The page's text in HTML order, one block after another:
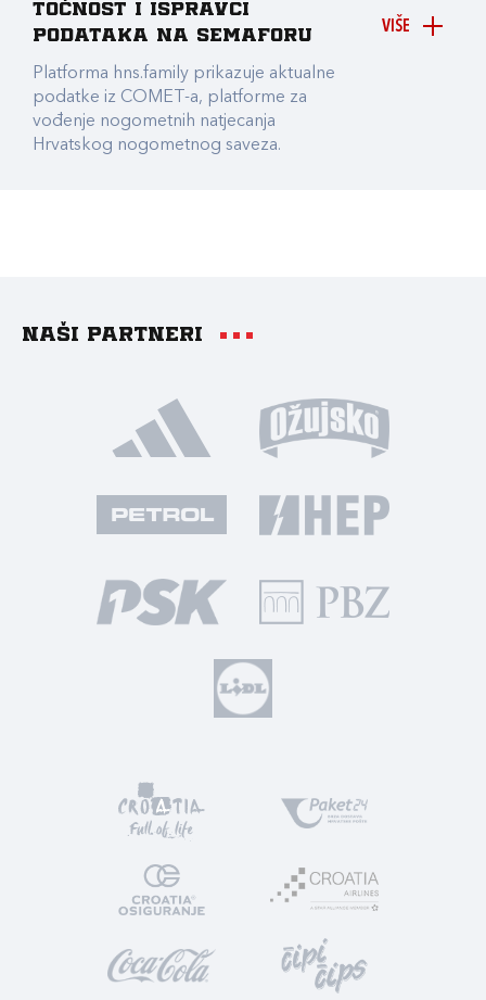
VIŠE
točnost i ispravci
podataka na Semaforu
Platforma hns.family prikazuje aktualne
podatke iz COMET-a, platforme za
vođenje nogometnih natjecanja
Hrvatskog nogometnog saveza.
Naši partneri